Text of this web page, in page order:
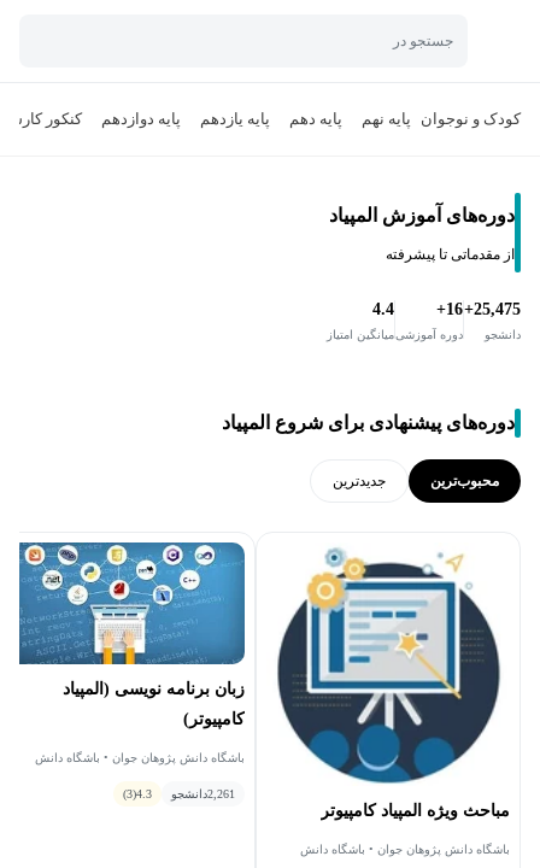
جستجو در
کودک و نوجوان پایه نهم پایه دهم پایه یازدهم پایه دوازدهم کنکور
دوره‌های آموزش المپیاد
از مقدماتی تا پیشرفته
25,475+
دانشجو
16+
دوره آموزشی
4.4
میانگین امتیاز
دوره‌های پیشنهادی برای شروع المپیاد
محبوب‌ترین جدید‌ترین
مباحث ویژه المپیاد کامپیوتر
باشگاه دانش پژوهان جوان • باشگاه دانش
زبان برنامه نویسی (المپیاد
کامپیوتر)
باشگاه دانش پژوهان جوان • باشگاه دانش
2,261دانشجو 4.3
(3)